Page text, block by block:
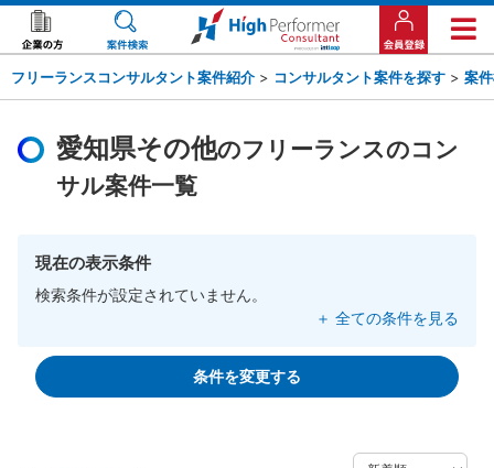
フリーランスコンサルタント案件紹介 > コンサルタント案件を探す > 案
愛知県その他のフリーランスのコン
サル案件一覧
現在の表示条件
検索条件が設定されていません。
＋ 全ての条件を見る
条件を変更する